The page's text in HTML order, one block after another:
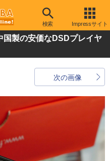
検索 Impressサイト
国製の安価なDSDプレイヤ
次の画像